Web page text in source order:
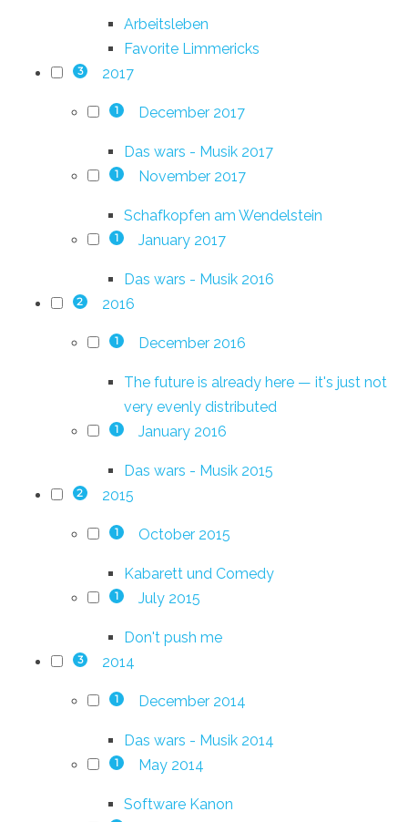
Arbeitsleben
Favorite Limmericks
3 2017
1 December 2017
Das wars - Musik 2017
1 November 2017
Schafkopfen am Wendelstein
1 January 2017
Das wars - Musik 2016
2 2016
1 December 2016
The future is already here — it's just not
very evenly distributed
1 January 2016
Das wars - Musik 2015
2 2015
1 October 2015
Kabarett und Comedy
1 July 2015
Don't push me
3 2014
1 December 2014
Das wars - Musik 2014
1 May 2014
Software Kanon